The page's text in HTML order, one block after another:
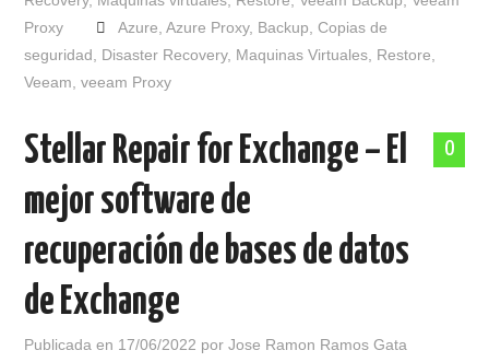
Proxy
Azure Azure Proxy, Backup Copias de
seguridad
Disaster Recovery, Maquinas Virtuales Restore
Veeam ,veeam Proxy
0
Stellar Repair for Exchange – El
mejor software de
recuperación de bases de datos
de Exchange
Publicada en 17/06/2022 porJose Ramon Ramos Gata